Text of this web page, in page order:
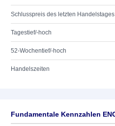
Schlusspreis des letzten Handelstages
Tagestief/-hoch
52-Wochentief/-hoch
Handelszeiten